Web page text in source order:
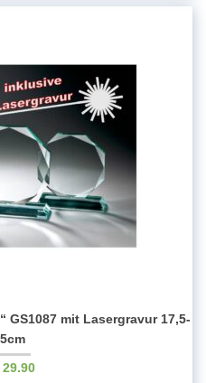
GS1087 mit Lasergravur 17,5-